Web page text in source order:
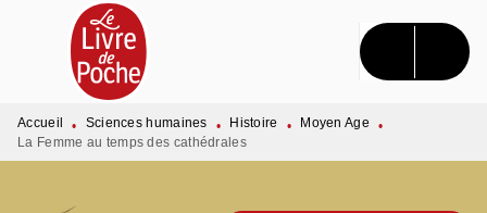
MENU RECHERCHE CONTENU
PIED DE PAGE
Accueil • Sciences humaines • Histoire • Moyen Age
•
La Femme au temps des cathédrales